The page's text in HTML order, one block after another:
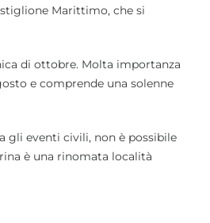
Marittimo, che si
di ottobre. Molta importanza
e comprende una solenne
gli eventi civili, non è possibile
è una rinomata località